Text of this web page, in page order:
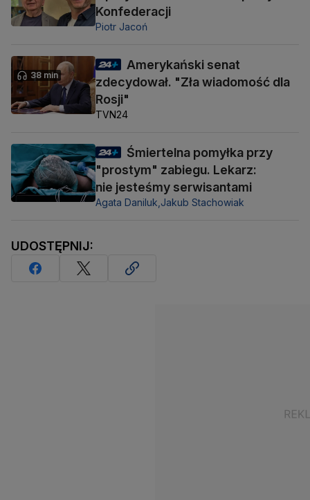
Konfederacji
Piotr Jacoń
38 min
Amerykański senat
zdecydował. "Zła wiadomość dla
Rosji"
TVN24
Śmiertelna pomyłka przy
"prostym" zabiegu. Lekarz:
nie jesteśmy serwisantami
Agata Daniluk, Jakub Stachowiak
UDOSTĘPNIJ: